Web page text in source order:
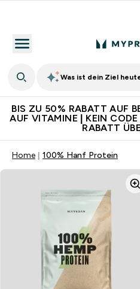
Was ist dein Ziel
BIS ZU 50% RABATT AUF
AUF VITAMINE | KEIN
RABATT
Home 100% Hanf Protein